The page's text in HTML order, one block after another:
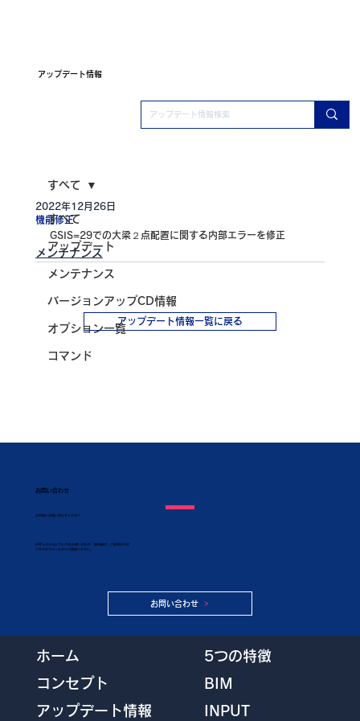
アップデート情報
アップデート情報一覧に戻る
お問い合わせ
​お気軽にお問い合わせください
お問い合わせ
KAPシステムについてのお問い合わせ、資料請求、ご質問などは
こちらのフォームからご連絡ください。
すべて
アップデート
メンテナンス
バージョンアップCD情報
オプション一覧
コマンド
すべて
機能修正
2022年12月26日
GSIS=29での大梁２点配置に関する内部エラーを修正
メンテナンス
ホーム
コンセプト
アップデート情報
5つの特徴
BIM
INPUT